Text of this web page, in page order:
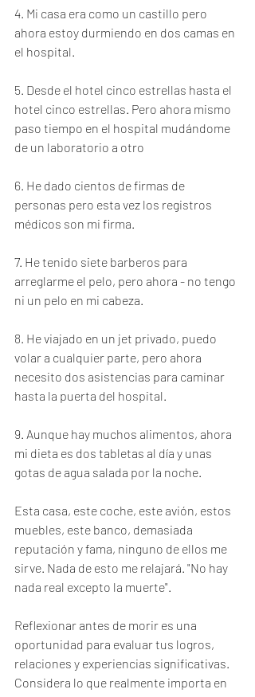
4. Mi casa era como un castillo pero
ahora estoy durmiendo en dos camas en
el hospital.
5. Desde el hotel cinco estrellas hasta el
hotel cinco estrellas. Pero ahora mismo
paso tiempo en el hospital mudándome
de un laboratorio a otro
6. He dado cientos de firmas de
personas pero esta vez los registros
médicos son mi firma.
7. He tenido siete barberos para
arreglarme el pelo, pero ahora - no tengo
ni un pelo en mi cabeza.
8. He viajado en un jet privado, puedo
volar a cualquier parte, pero ahora
necesito dos asistencias para caminar
hasta la puerta del hospital.
9. Aunque hay muchos alimentos, ahora
mi dieta es dos tabletas al día y unas
gotas de agua salada por la noche.
Esta casa, este coche, este avión, estos
muebles, este banco, demasiada
reputación y fama, ninguno de ellos me
sirve. Nada de esto me relajará. "No hay
nada real excepto la muerte".
Reflexionar antes de morir es una
oportunidad para evaluar tus logros,
relaciones y experiencias significativas.
Considera lo que realmente importa en